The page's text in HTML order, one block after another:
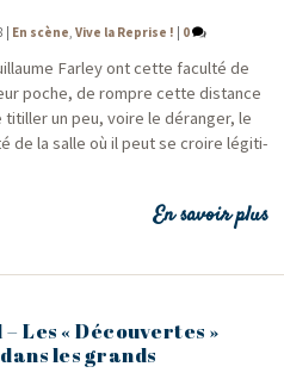
En scène,Vive la Reprise ! 0
Far­ley ont cette facul­té de
poche, de rompre cette dis­tance
un peu, voire le déran­ger, le
de la salle où il peut se croire légi­ti­
En savoir plus
Les « Découvertes »
les grands